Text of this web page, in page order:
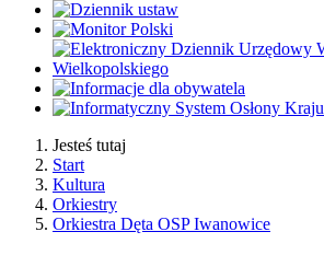
Jesteś tutaj
Start
Kultura
Orkiestry
Orkiestra Dęta OSP Iwanowice